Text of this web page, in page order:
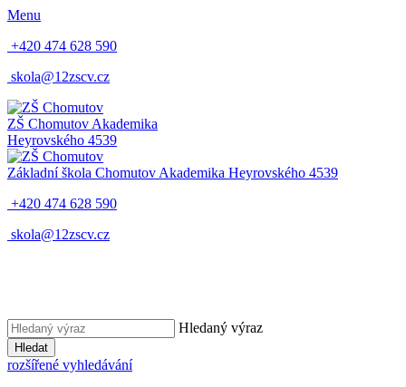
Menu
+420 474 628 590
skola@12zscv.cz
ZŠ Chomutov Akademika
Heyrovského 4539
Základní škola Chomutov Akademika Heyrovského 4539
+420 474 628 590
skola@12zscv.cz
Hledaný výraz
Hledat
rozšířené vyhledávání